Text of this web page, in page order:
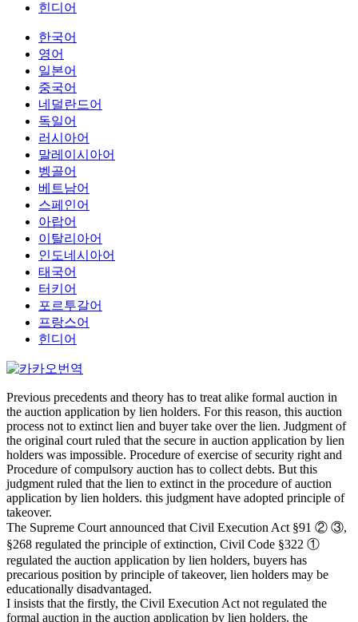
힌디어
한국어
영어
일본어
중국어
네덜란드어
독일어
러시아어
말레이시아어
벵골어
베트남어
스페인어
아랍어
이탈리아어
인도네시아어
태국어
터키어
포르투갈어
프랑스어
힌디어
Previous precedents and theory has to treat alike formal auction in
the auction application by lien holders. For this reason, this auction
process not to extinct lien and buyer take over the lien. Judgment of
the original court ruled that the secure in auction application by lien
holders was impossible. Procedure of exercise of security right and
Procedure of compulsory auction has to collect debts. But this
judgment ruled that the lien to extinct in the procedure of auction
application by lien holders. this judgment have adopted principle of
takeover.
The Supreme Court announced that Civil Execution Act §91 ② ③,
§268 regulated the principle of extinction, Civil Code §322 ①
regulated the auction application by lien holders, buyers has
precarious position by principle of takeover, lien holders may be
educationally disadvantaged.
I insists that the firstly, the Civil Execution Act not regulated the
formal auction in the auction application by lien holders. the